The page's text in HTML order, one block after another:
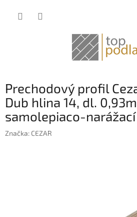
Prechodový profil
Dub hlina 14, dl.
samolepiaco-
Značka: CEZAR